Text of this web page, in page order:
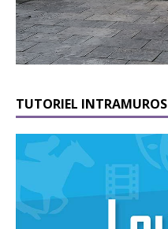
TUTORIEL INTRAMUROS